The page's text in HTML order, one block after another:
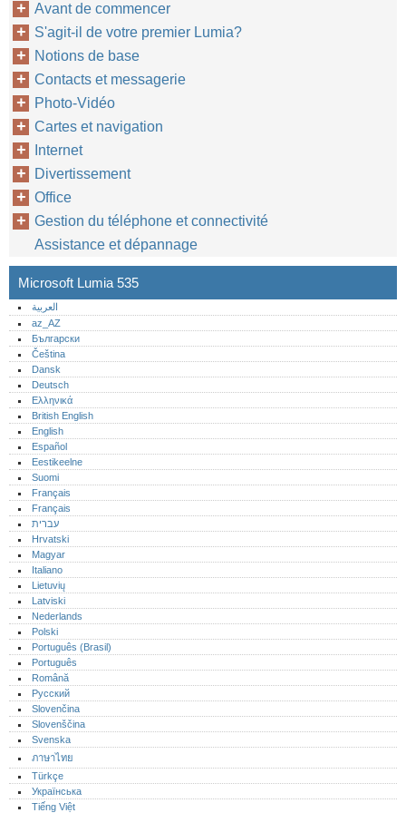
Avant de commencer
S'agit-il de votre premier Lumia?
Notions de base
Contacts et messagerie
Photo-Vidéo
Cartes et navigation
Internet
Divertissement
Office
Gestion du téléphone et connectivité
Assistance et dépannage
Microsoft Lumia 535
العربية
az_AZ
Български
Čeština
Dansk
Deutsch
Ελληνικά
British English
English
Español
Eestikeelne
Suomi
Français
Français
עברית
Hrvatski
Magyar
Italiano
Lietuvių
Latviski
Nederlands
Polski
Português (Brasil)
Português‎
Română
Русский
Slovenčina
Slovenščina
Svenska
ภาษาไทย
Türkçe
Українська
Tiếng Việt